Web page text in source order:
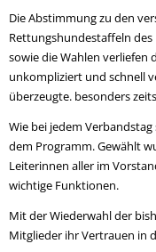
Die Abstimmung zu den
Rettungshundestaffeln des
sowie die Wahlen verliefen
unkompliziert und schnell
überzeugte. besonders
Wie bei jedem
dem Programm. Gewählt
Leiterinnen aller im
wichtige Funktionen.
Mit der Wiederwahl der
Mitglieder ihr Vertrauen in